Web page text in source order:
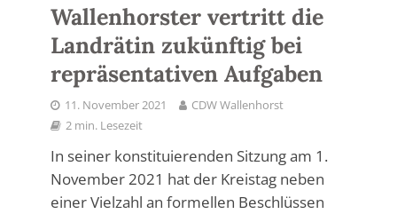
Wallenhorster vertritt die
Landrätin zukünftig bei
repräsentativen Aufgaben
11. November 2021
CDW Wallenhorst
2 min. Lesezeit
In seiner konstituierenden Sitzung am 1.
November 2021 hat der Kreistag neben
einer Vielzahl an formellen Beschlüssen